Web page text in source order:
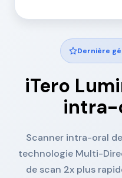
TRIOS 5
TRIOS 6
→ Tous les scanners
Bridges
Inlays/Onlays
Sur implant
PAP
Blog
Notre vision
Lexique dentaire
une démo
Dernière
iTero
intra-
Scanner intra-oral
technologie Multi-
de scan 2x plus